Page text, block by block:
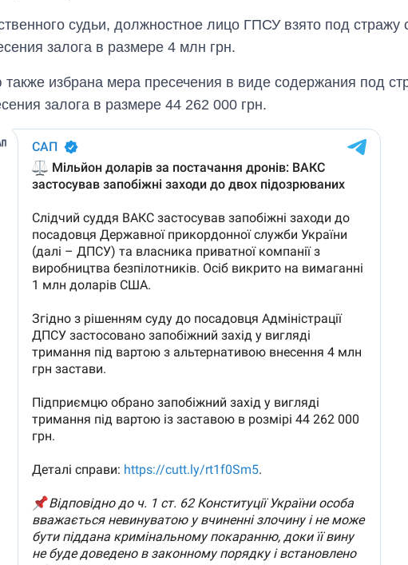
судьи, должностное лицо ГПСУ взято под стражу
залога в размере 4 млн грн.
избрана мера пресечения в виде содержания под
залога в размере 44 262 000 грн.